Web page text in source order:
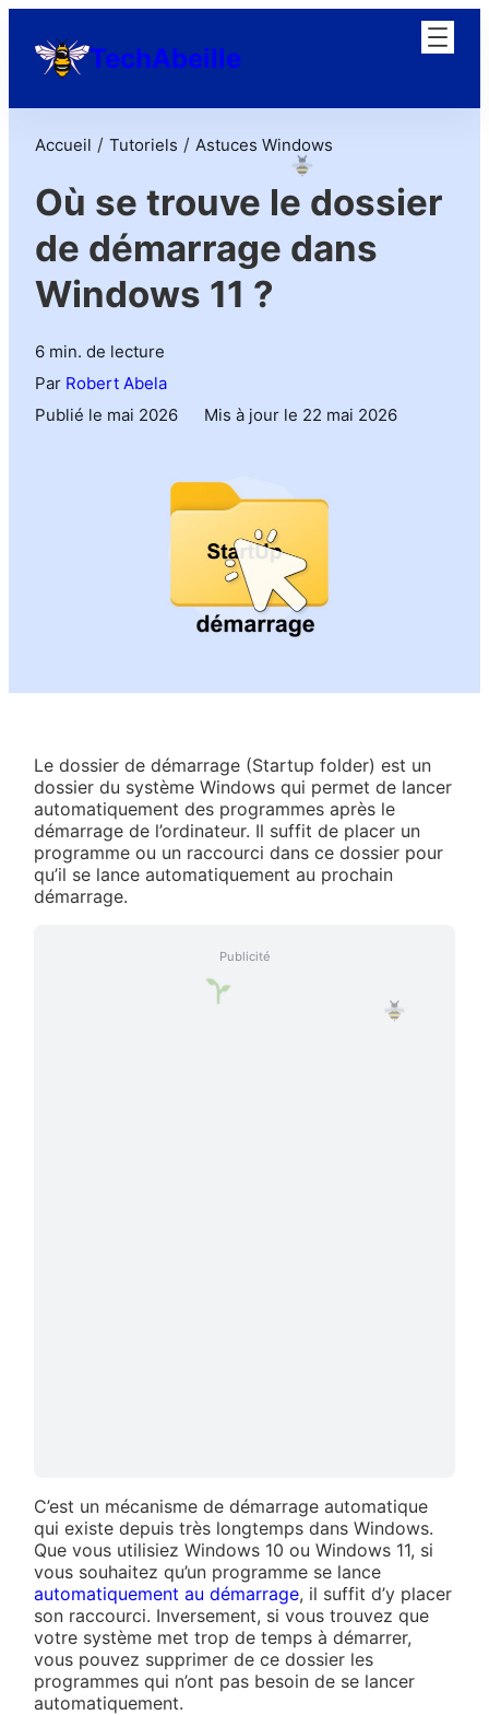
TechAbeille
Accueil / Tutoriels / Astuces Windows
Où se trouve le dossier
de démarrage dans
Windows 11 ?
6 min. de lecture
Par Robert Abela
Publié le mai 2026
Mis à jour le 22 mai 2026
Le dossier de démarrage (Startup folder) est un
dossier du système Windows qui permet de lancer
automatiquement des programmes après le
démarrage de l’ordinateur. Il suffit de placer un
programme ou un raccourci dans ce dossier pour
qu’il se lance automatiquement au prochain
démarrage.
Publicité
C’est un mécanisme de démarrage automatique
qui existe depuis très longtemps dans Windows.
Que vous utilisiez Windows 10 ou Windows 11, si
vous souhaitez qu’un programme se lance
automatiquement au démarrage, il suffit d’y placer
son raccourci. Inversement, si vous trouvez que
votre système met trop de temps à démarrer,
vous pouvez supprimer de ce dossier les
programmes qui n’ont pas besoin de se lancer
automatiquement.